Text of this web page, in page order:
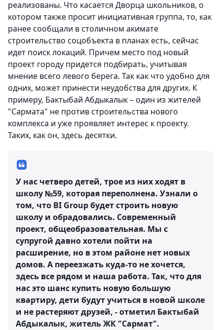
реализованы. Что касается Дворца школьников, о
котором также просит инициативная группа, то, как
ранее сообщали в столичном акимате
строительство соцобъекта в планах есть, сейчас
идет поиск локаций. Причем место под новый
проект городу придется подбирать, учитывая
мнение всего левого берега. Так как что удобно для
одних, может принести неудобства для других. К
примеру, Бактыбай Абдыкалык – один из жителей
"Сармата" не против строительства нового
комплекса и уже проявляет интерес к проекту.
Таких, как он, здесь десятки.
У нас четверо детей, трое из них ходят в
школу №59, которая переполнена. Узнали о
том, что BI Group будет строить новую
школу и обрадовались. Современный
проект, общеобразовательная. Мы с
супругой давно хотели пойти на
расширение, но в этом районе нет новых
домов. А переезжать куда-то не хочется,
здесь все рядом и наша работа. Так, что для
нас это шанс купить новую большую
квартиру, дети будут учиться в новой школе
и не растеряют друзей, - отметил Бактыбай
Абдыкалык, житель ЖК "Сармат".